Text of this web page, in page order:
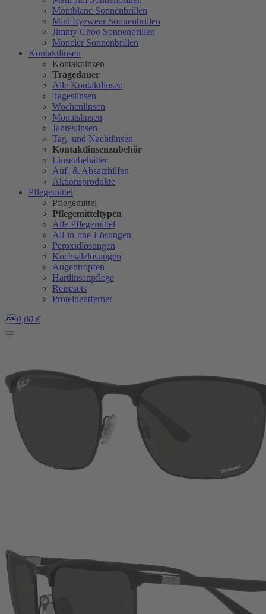
Montblanc Sonnenbrillen
Mini Eyewear Sonnenbrillen
Jimmy Choo Sonnenbrillen
Moncler Sonnenbrillen
Kontaktlinsen
Kontaktlinsen
Tragedauer
Alle Kontaktlinsen
Tageslinsen
Wochenlinsen
Monatslinsen
Jahreslinsen
Tag- und Nachtlinsen
Kontaktlinsenzubehör
Linsenbehälter
Auf- & Absatzhilfen
Aktionsprodukte
Pflegemittel
Pflegemittel
Pflegemitteltypen
Alle Pflegemittel
All-in-one-Lösungen
Peroxidlösungen
Kochsalzlösungen
Augentropfen
Hartlinsenpflege
Reisesets
Proteinentferner
 0,00 €